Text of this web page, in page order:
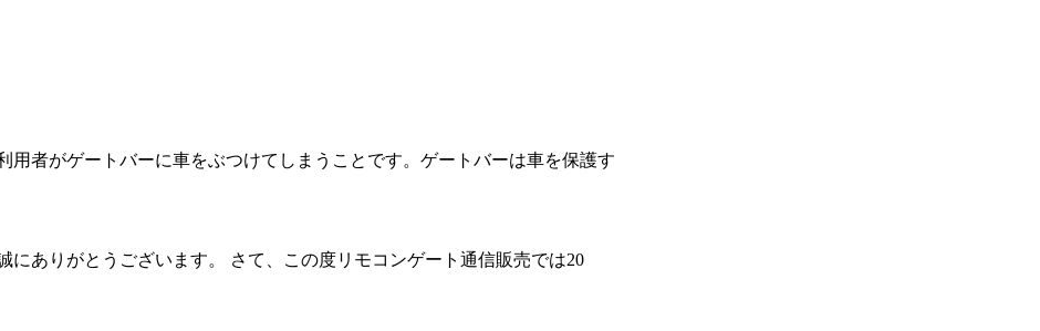
用者がゲートバーに車をぶつけてしまうことです。ゲートバーは車を保護す
ありがとうございます。 さて、この度リモコンゲート通信販売では20